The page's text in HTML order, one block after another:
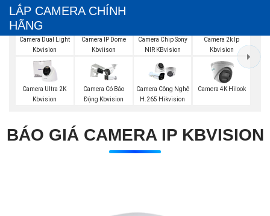
LẮP CAMERA CHÍNH
HÃNG
Camera Dual Light
Kbvision
Camera IP Dome
Kbviison
Camera Chip Sony
NIR KBvision
Camera 2k Ip
Kbvision
Camera Ultra 2K
Kbvision
Camera Có Báo
Động Kbvision
Camera Công Nghệ
H.265 Hikvision
Camera 4K Hilook
BÁO GIÁ CAMERA IP KBVISION